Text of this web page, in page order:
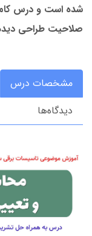
شده است و درس
صلاحیت طراحی
مشخصات درس
دیدگاه‌ها